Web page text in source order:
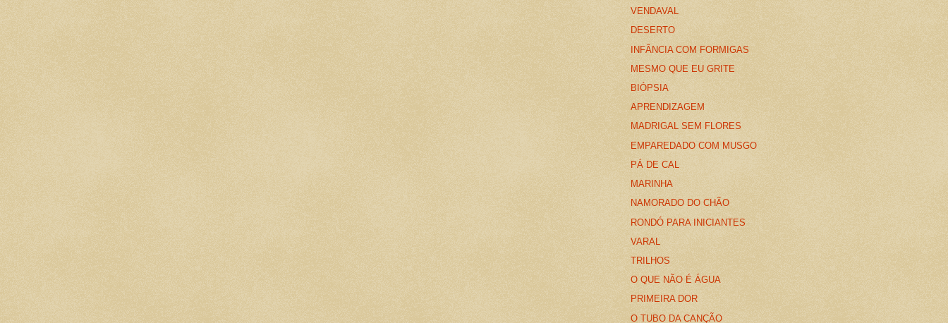
VENDAVAL
DESERTO
INFÂNCIA COM FORMIGAS
MESMO QUE EU GRITE
BIÓPSIA
APRENDIZAGEM
MADRIGAL SEM FLORES
EMPAREDADO COM MUSGO
PÁ DE CAL
MARINHA
NAMORADO DO CHÃO
RONDÓ PARA INICIANTES
VARAL
TRILHOS
O QUE NÃO É ÁGUA
PRIMEIRA DOR
O TUBO DA CANÇÃO